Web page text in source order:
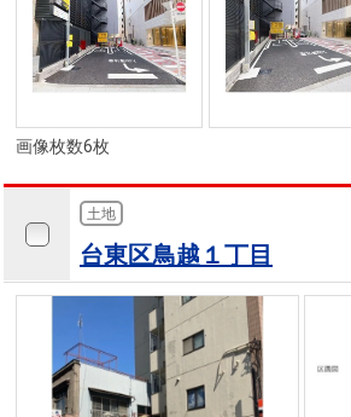
画像枚数6枚
土地
台東区鳥越１丁目